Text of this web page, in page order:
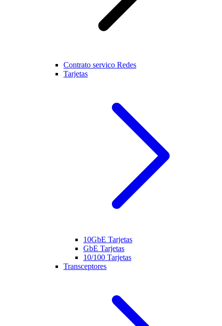
Contrato servico Redes
Tarjetas
10GbE Tarjetas
GbE Tarjetas
10/100 Tarjetas
Transceptores